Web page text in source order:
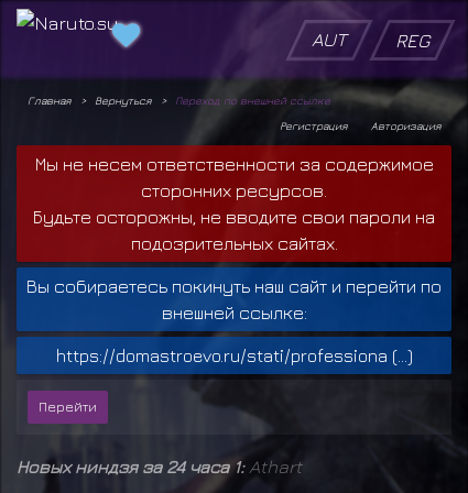
AUT REG
Главная Вернуться
Переход по внешней ссылке
Авторизация
Регистрация
Мы не несем ответственности за содержимое
сторонних ресурсов.
Будьте осторожны, не вводите свои пароли на
подозрительных сайтах.
Вы собираетесь покинуть наш сайт и перейти по
внешней ссылке:
https://domastroevo.ru/stati/professiona (...)
Новых ниндзя за 24 часа 1: Athart